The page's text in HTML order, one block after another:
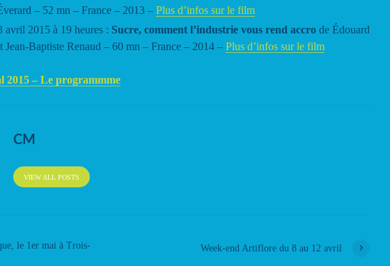
– 52 mn – France – 2013 – Plus d’infos sur le film
avril 2015 à 19 heures : Sucre, comment l’industrie vous rend accro de Édouard
Jean-Baptiste Renaud – 60 mn – France – 2014 – Plus d’infos sur le film
2015 – Le programmme
CM
VIEW ALL POSTS
le 1er mai à Trois-
Week-end Artiflore du 8 au 12 avril